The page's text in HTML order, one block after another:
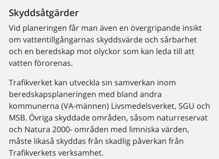
Skyddsåtgärder
Vid planeringen får man även en övergripande insikt
om vattentillgångarnas skyddsvärde och sårbarhet
och en beredskap mot olyckor som kan leda till att
vatten förorenas.
Trafikverket kan utveckla sin samverkan inom
beredskapsplaneringen med bland andra
kommunerna (VA-männen) Livsmedelsverket, SGU och
MSB. Övriga skyddade områden, såsom naturreservat
och Natura 2000- områden med limniska värden,
måste likaså skyddas från skadlig påverkan från
Trafikverkets verksamhet.